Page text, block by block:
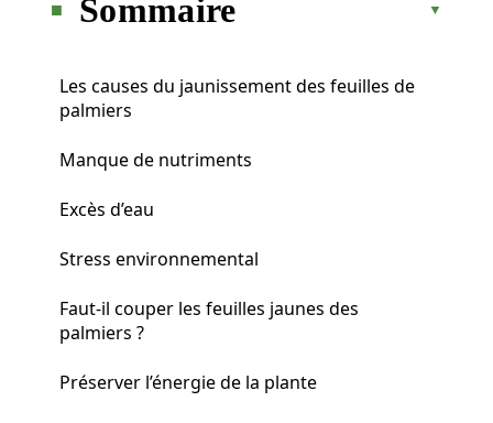
Sommaire
Les causes du jaunissement des feuilles de
palmiers
Manque de nutriments
Excès d’eau
Stress environnemental
Faut-il couper les feuilles jaunes des
palmiers ?
Préserver l’énergie de la plante